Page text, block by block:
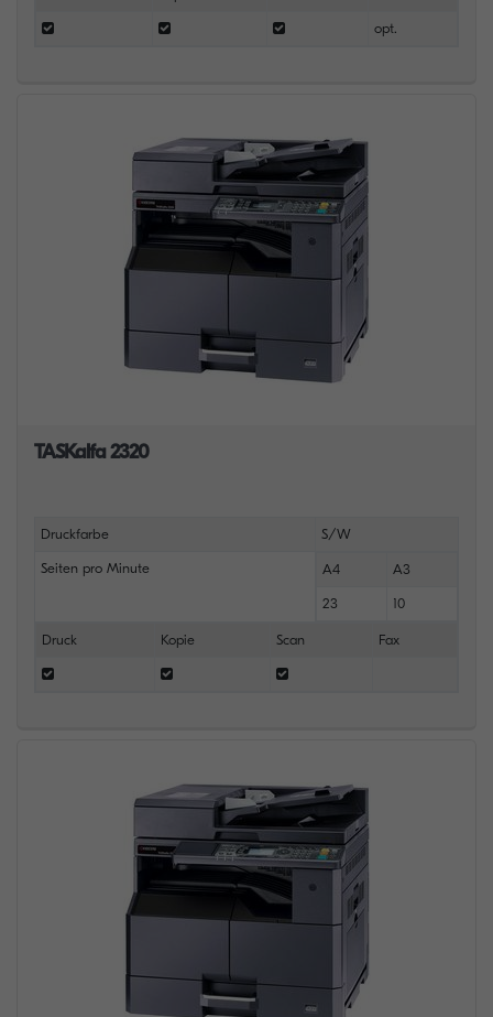
opt.
TASKalfa 2320
Druckfarbe S/W
Seiten pro Minute A4 A3
23 10
Druck Kopie Scan Fax